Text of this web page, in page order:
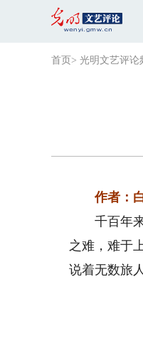
首页 > 光明文艺评论
作者：白
千百年来
之难，难于
说着无数旅